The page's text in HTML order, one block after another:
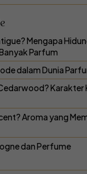
Mengapa
Parfum
dalam Dunia
Karakter
Aroma yang
dan Perfume